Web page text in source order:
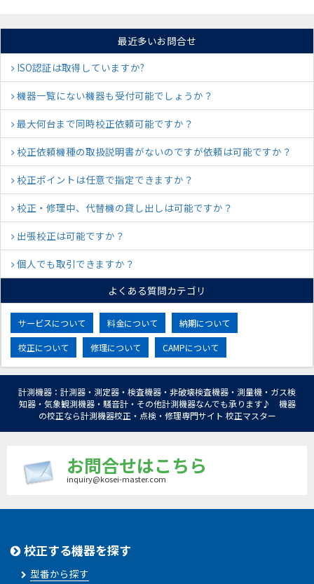
最近多いお問合せ
ISO認証は取得していますか?
機器一覧にない機器も受付可能でしょうか？
最大何台まで同時校正依頼可能ですか？
校正依頼機種の取扱説明書がないのですが依頼は可能ですか？
校正ポイントは任意で指定できますか？
校正・修理中、代替機の貸し出しは可能ですか？
出張校正は可能ですか？
個人でも取引できますか？
よくある質問カテゴリ
サービスについて 料金について 納期について
校正について 修理について CAMPについて
計測機器：計測器・測定器・検査機器・非破壊検査機器・測量機・ガス検
知器・気象観測機器・騒音計・その他計測機器なんでも承ります♪ 機器
の校正なら計測機器校正・点検・修理専門サイト 校正マスター
お問合せはこちら
inquiry@kosei-master.com
校正する機器を探す
型番から探す